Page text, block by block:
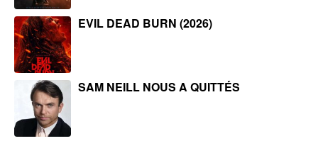
EVIL DEAD BURN (2026)
SAM NEILL NOUS A QUITTÉS